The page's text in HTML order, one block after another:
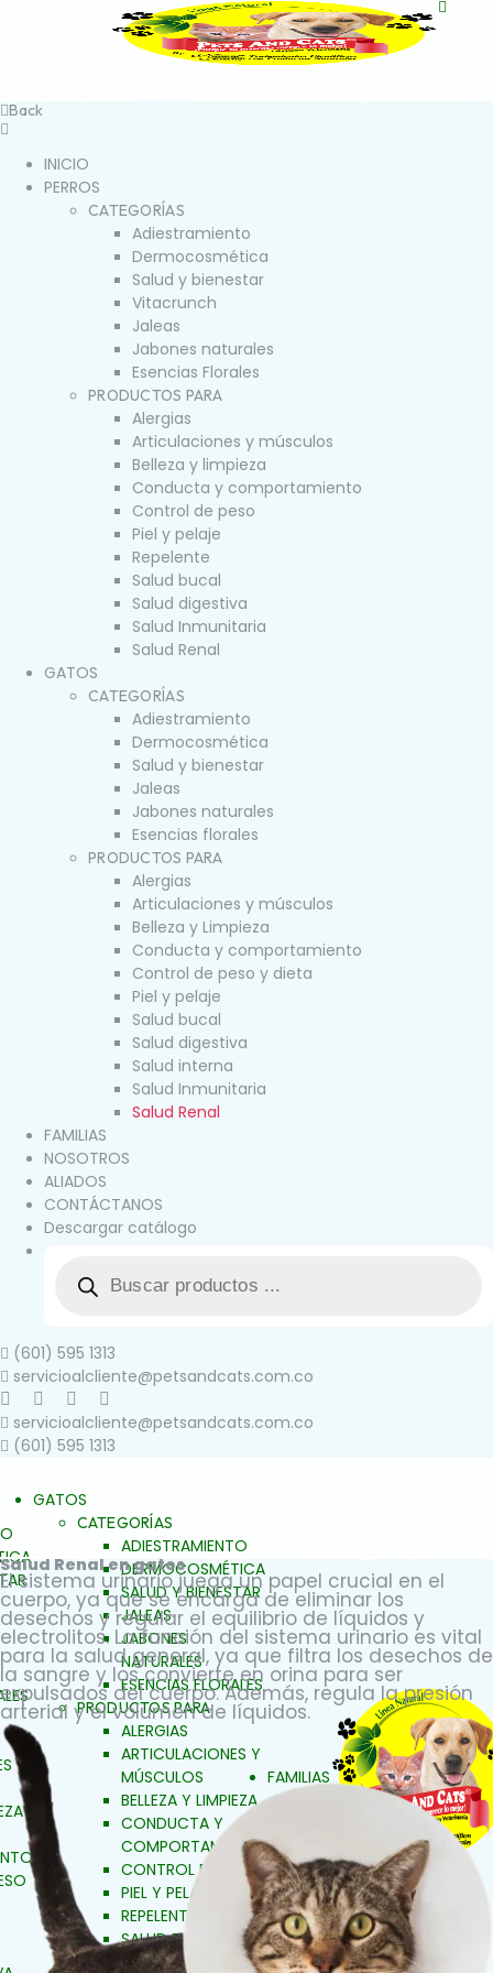
Back
INICIO
PERROS
CATEGORÍAS
Adiestramiento
Dermocosmética
Salud y bienestar
Vitacrunch
Jaleas
Jabones naturales
Esencias Florales
PRODUCTOS PARA
Alergias
Articulaciones y músculos
Belleza y limpieza
Conducta y comportamiento
Control de peso
Piel y pelaje
Repelente
Salud bucal
Salud digestiva
Salud Inmunitaria
Salud Renal
GATOS
CATEGORÍAS
Adiestramiento
Dermocosmética
Salud y bienestar
Jaleas
Jabones naturales
Esencias florales
PRODUCTOS PARA
Alergias
Articulaciones y músculos
Belleza y Limpieza
Conducta y comportamiento
Control de peso y dieta
Piel y pelaje
Salud bucal
Salud digestiva
Salud interna
Salud Inmunitaria
Salud Renal
FAMILIAS
NOSOTROS
ALIADOS
CONTÁCTANOS
Descargar catálogo
(601) 595 1313
servicioalcliente@petsandcats.com.co
servicioalcliente@petsandcats.com.co
(601) 595 1313
Y
GATOS
CATEGORÍAS
ADIESTRAMIENTO
DERMOCOSMÉTICA
SALUD Y BIENESTAR
JALEAS
JABONES
NATURALES
ESENCIAS FLORALES
PRODUCTOS PARA
ALERGIAS
ARTICULACIONES Y
MÚSCULOS
BELLEZA Y LIMPIEZA
CONDUCTA Y
COMPORTAMIENTO
CONTROL DE PESO
PIEL Y PELAJE
REPELENTE
SALUD BUCAL
SALUD DIGESTIVA
FAMILIAS
Salud Renal en gatos
El sistema urinario juega un papel crucial en el
cuerpo, ya que se encarga de eliminar los
desechos y regular el equilibrio de líquidos y
electrolitos. La función del sistema urinario es vital
para la salud general, ya que filtra los desechos de
la sangre y los convierte en orina para ser
expulsados del cuerpo. Además, regula la presión
arterial y el volumen de líquidos.